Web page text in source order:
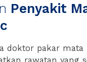
Penyakit
doktor pakar
rawatan yang